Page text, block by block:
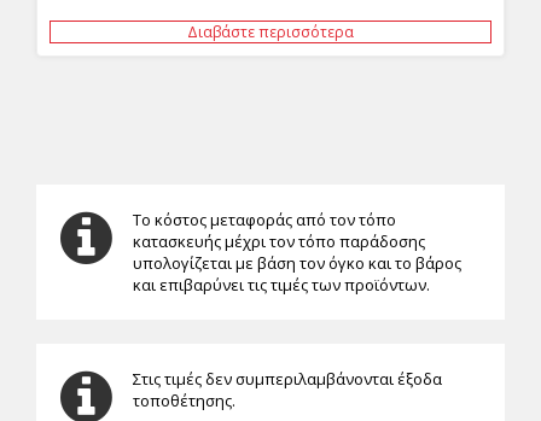
Διαβάστε περισσότερα
Το κόστος μεταφοράς από τον τόπο
κατασκευής μέχρι τον τόπο παράδοσης
υπολογίζεται με βάση τον όγκο και το βάρος
και επιβαρύνει τις τιμές των προϊόντων.
Στις τιμές δεν συμπεριλαμβάνονται έξοδα
τοποθέτησης.